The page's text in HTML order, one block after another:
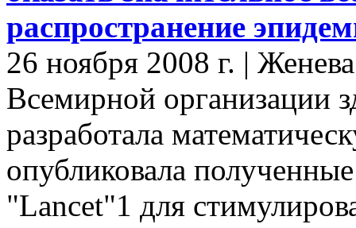
распространение
26 ноября 2008 г. |
Всемирной организации
разработала
опубликовала
"Lancet"1 для